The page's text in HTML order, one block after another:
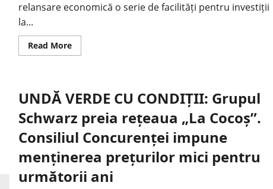
relansare economică o serie de facilități pentru investiții
la...
Read More
UNDĂ VERDE CU CONDIȚII: Grupul
Schwarz preia rețeaua „La Cocoș”.
Consiliul Concurenței impune
menținerea prețurilor mici pentru
următorii ani